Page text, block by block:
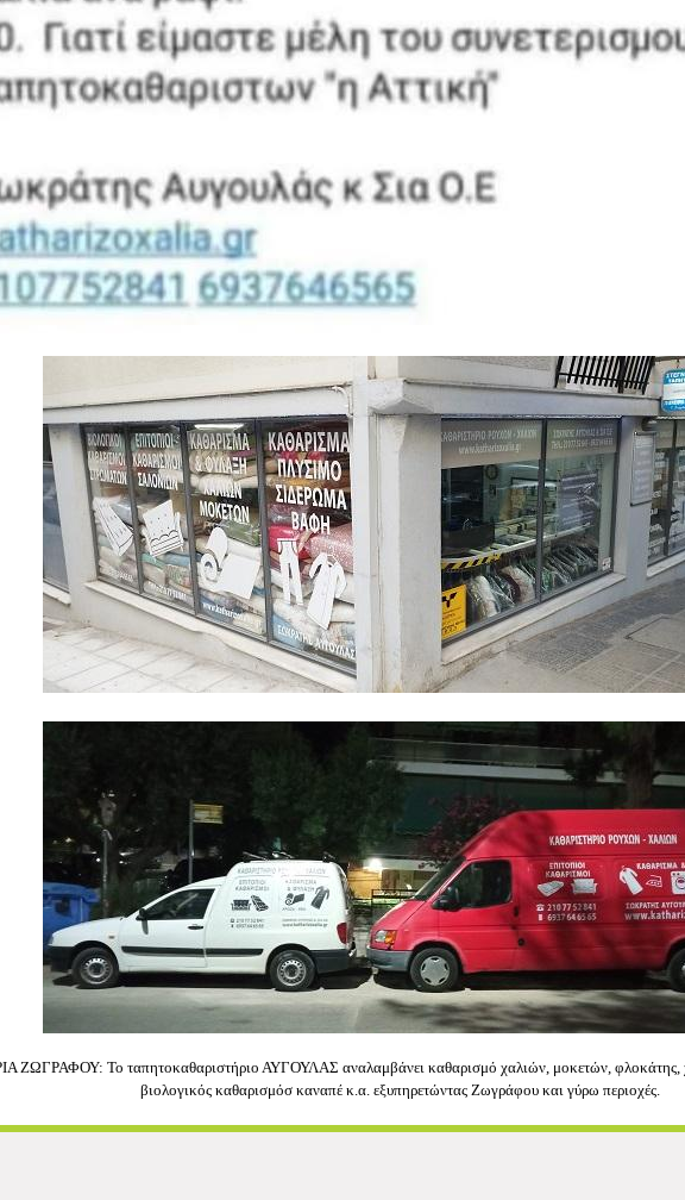
Το ταπητοκαθαριστήριο ΑΥΓΟΥΛΑΣ αναλαμβάνει καθαρισμό χαλιών, μοκετών, φλοκάτης,
βιολογικός καθαρισμόσ καναπέ κ.α. εξυπηρετώντας Ζωγράφου και γύρω περιοχές.